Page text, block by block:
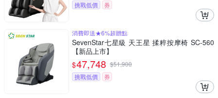
挑戰低價
券
消費即送★6%超贈點
SevenStar七星級 天王星 揉粹按摩椅 SC-560
【新品上市】
$47,748 $51,900
挑戰低價
券